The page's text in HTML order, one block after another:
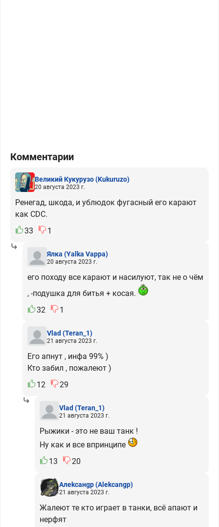
Комментарии
Великий Кукурузо(Kukuruzo)
20 августа 2023 г.
Ренегад, шкода, и ублюдок фугасный его карают
как CDC.
33
1
Ялка (Yalka Vappa)
20 августа 2023 г.
его походу все карают и насилуют, так не о чём
, -подушка для битья + косая.
32
1
Vlad(Teran_1)
21 августа 2023 г.
Его апнут , инфа 99% )
Кто забил , пожалеют )
12
29
Vlad(Teran_1)
21 августа 2023 г.
Рыжики - это не ваш танк !
Ну как и все впринципе
13
20
Алеkcaнgp(Alekcangp)
21 августа 2023 г.
Жалеют те кто играет в танки, всё апают и
нерфят